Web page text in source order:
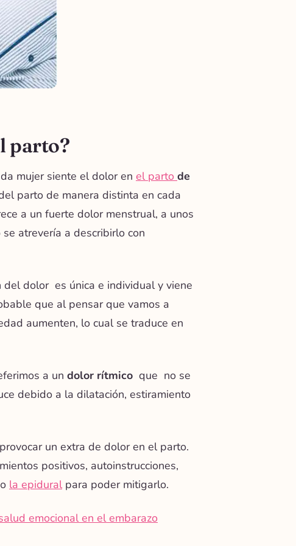
parto?
mujer siente el dolor en el parto de
parto de manera distinta en cada
a un fuerte dolor menstrual, a unos
atrevería a describirlo con
del dolores única e individual y viene
que al pensar que vamos a
aumenten, lo cual se traduce en
a un dolor rítmico que no se
debido a la dilatación, estiramiento
un extra de dolor en el parto.
positivos, autoinstrucciones,
la epiduralpara poder mitigarlo.
emocional en el embarazo